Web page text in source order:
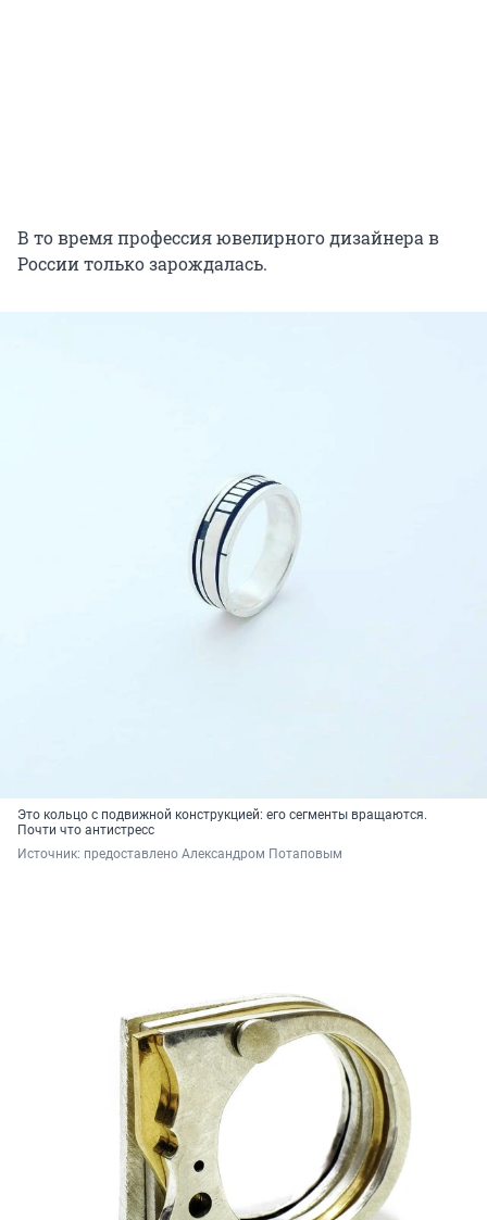
В то время профессия ювелирного дизайнера в
России только зарождалась.
Это кольцо с подвижной конструкцией: его сегменты вращаются.
Почти что антистресс
Источник: предоставлено Александром Потаповым